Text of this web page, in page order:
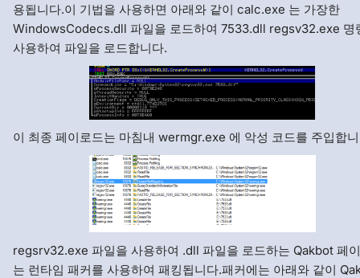
용됩니다.이 기법을 사용하면 아래와 같이 calc.exe 는 가장한
WindowsCodecs.dll 파일을 로드하여 7533.dll regsv32.exe 명
사용하여 파일을 로드합니다.
이 최종 페이로드는 마침내 wermgr.exe 에 악성 코드를 주입합
regsrv32.exe 파일을 사용하여 .dll 파일을 로드하는 Qakbot 페
는 런타임 패커를 사용하여 패킹됩니다.패커에는 아래와 같이